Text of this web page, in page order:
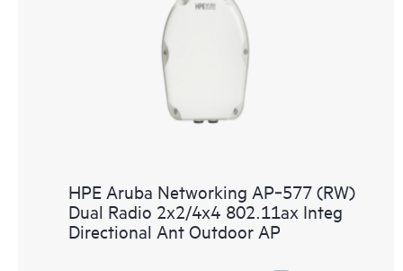
HPE Aruba Networking AP‑577 (RW)
Dual Radio 2x2/4x4 802.11ax Integ
Directional Ant Outdoor AP